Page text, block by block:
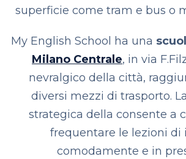
superficie come tram e bus o
My English School ha una
Milano Centrale, in via
nevralgico della città,
diversi mezzi di trasporto.
strategica della consente a
frequentare le lezioni di
comodamente e in